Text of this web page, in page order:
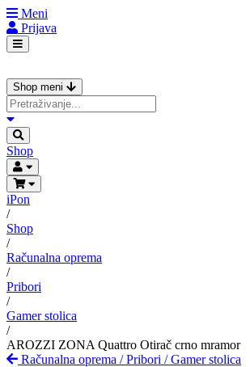
Meni
Prijava
Shop meni
Shop
iPon
/
Shop
/
Računalna oprema
/
Pribori
/
Gamer stolica
/
AROZZI ZONA Quattro Otirač crno mramor
Računalna oprema /Pribori /Gamer stolica